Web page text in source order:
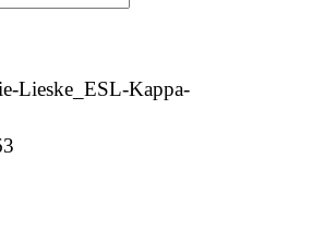
Lieske_ESL-Kappa-